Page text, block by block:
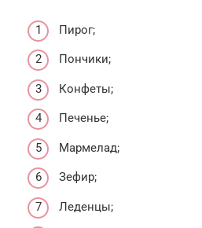
Пирог;
Пончики;
Конфеты;
Печенье;
Мармелад;
Зефир;
Леденцы;